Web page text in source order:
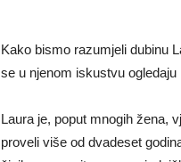
Kako bismo razumjeli dubinu
se u njenom iskustvu
Laura je, poput mnogih žena,
proveli više od dvadeset